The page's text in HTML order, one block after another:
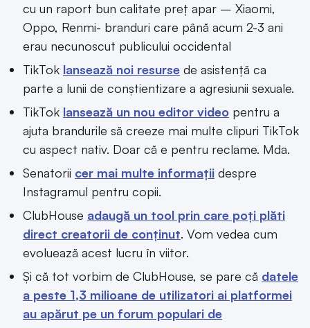
cu un raport bun calitate preț apar – Xiaomi,
Oppo, Renmi- branduri care până acum 2-3 ani
erau necunoscut publicului occidental
TikTok lansează noi resurse de asistență ca
parte a lunii de conștientizare a agresiunii sexuale.
TikTok lansează un nou editor video pentru a
ajuta brandurile să creeze mai multe clipuri TikTok
cu aspect nativ. Doar că e pentru reclame. Mda.
Senatorii cer mai multe informații despre
Instagramul pentru copii.
ClubHouse adaugă un tool prin care poți plăti
direct creatorii de conținut. Vom vedea cum
evoluează acest lucru în viitor.
Și că tot vorbim de ClubHouse, se pare că datele
a peste 1,3 milioane de utilizatori ai platformei
au apărut pe un forum populari de